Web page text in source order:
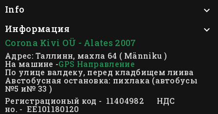
Info

Информация

Corona Kivi OÜ - Alates 2007
Адрес: Таллинн, махла 64 ( Männiku )
На машине -GPS Направление
По улице валдеку, перед кладбищем лиива
Австобусная остановка: пихлака (автобусы
№5 и№ 33 )
Регистрационый код - 11404982 НДС
но. - EE101180120